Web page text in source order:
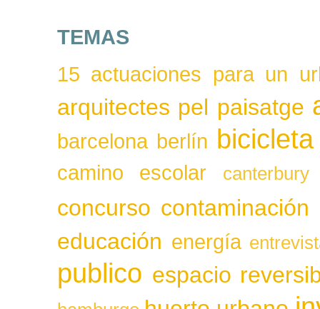
TEMAS
15 actuaciones para un
arquitectes pel paisatge
barcelona berlín bicicleta
camino escolar canterbury
concurso contaminación
educación energía
publico espacio